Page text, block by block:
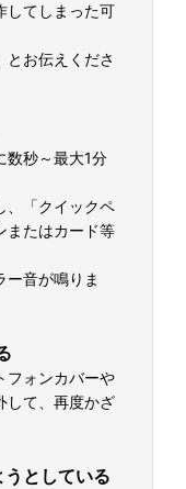
してしまった可
とお伝えくださ
数秒～最大1分
、「クイックペ
またはカード等
ー音が鳴りま
フォンカバーや
して、再度かざ
としている